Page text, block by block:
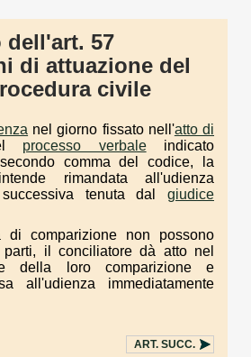
57
di attuazione del
civile
nel giorno fissato nell'atto di
processo verbaleindicato
comma del codice, la
rimandata all'udienza
successiva tenuta dal giudice
di comparizione non possono
il conciliatore dà atto nel
della loro comparizione e
all'udienza immediatamente
ART. SUCC.